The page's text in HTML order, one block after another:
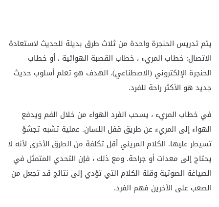
يتم تدريس الحنجرة واحدة من ثلاث طرق بديلة للحديث لاستعادة
الاتصال: خطاب المريء ، خطاب القصبة الهوائية ، أو خطاب
الحنجرة الإلكتروني (الاصطناعي). الهدف هو تعلم أسلوب حديث
جديد هو الأكثر راحة للفرد.
في خطاب المريء ، يسحب الفرد الهواء من خلال الفم ويدفع
الهواء إلى المريء عن طريق قفل اللسان. عملية تشبه تجشؤ
تسيطر عليها. الكلام المريئي أقل تكلفة من الطرق الأخرى لأنه لا
يحتاج إلى معدات أو جراحة. ومع ذلك ، فإن التحدي المتمثل في
الصياغة الصوتية وقلة الكلام التي تؤدي إلى نتائج قد تجعل من
الصعب على الآخرين فهم الفرد.